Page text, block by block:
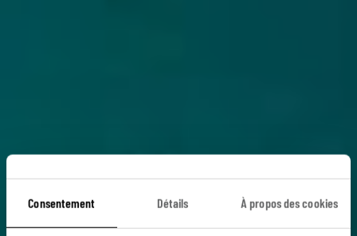
Consentement Détails À propos des cookies
Un amour de